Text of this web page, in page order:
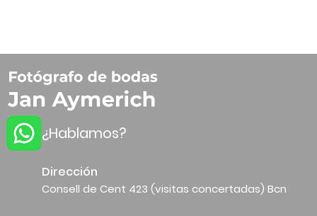
¿Hablamos?
Dirección
Consell de Cent 423 (visitas concertadas) Bcn